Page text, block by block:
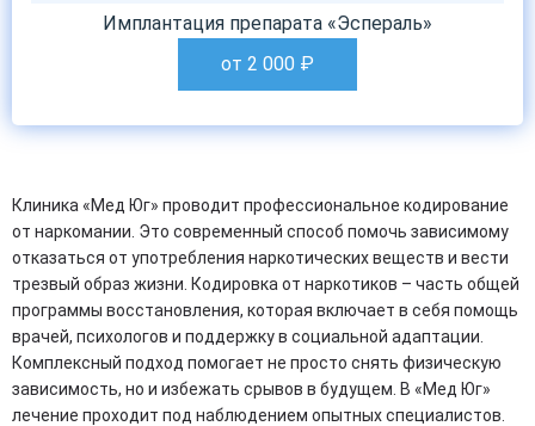
Имплантация препарата «Эспераль»
от 2 000 ₽
Клиника «Мед Юг» проводит профессиональное кодирование
от наркомании. Это современный способ помочь зависимому
отказаться от употребления наркотических веществ и вести
трезвый образ жизни. Кодировка от наркотиков – часть общей
программы восстановления, которая включает в себя помощь
врачей, психологов и поддержку в социальной адаптации.
Комплексный подход помогает не просто снять физическую
зависимость, но и избежать срывов в будущем. В «Мед Юг»
лечение проходит под наблюдением опытных специалистов.